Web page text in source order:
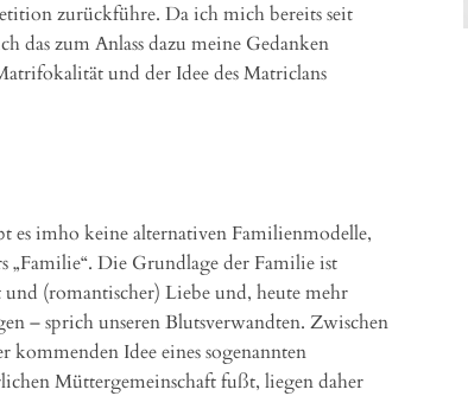
zurückführe. Da ich mich bereits seit
das zum Anlass dazu meine Gedanken
und der Idee des Matriclans
es imho keine alternativen Familienmodelle,
„Familie“. Die Grundlage der Familie ist
(romantischer) Liebe und, heute mehr
– sprich unseren Blutsverwandten. Zwischen
Idee eines sogenannten
Müttergemeinschaft fußt, liegen daher